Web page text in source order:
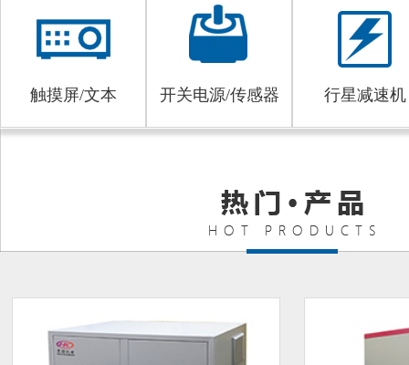
触摸屏/文本 开关电源/传感器 行星减速机